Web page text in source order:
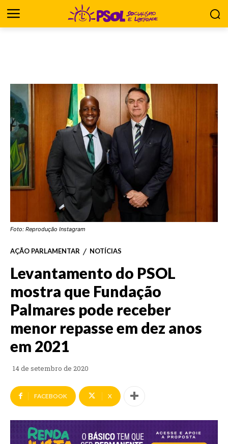
Foto: Reprodução Instagram
AÇÃO PARLAMENTAR NOTÍCIAS
Levantamento do PSOL
mostra que Fundação
Palmares pode receber
menor repasse em dez anos
em 2021
14 de setembro de 2020
FACEBOOK X